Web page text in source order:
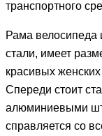
транспортного
Рама велосипеда
стали, имеет
красивых
Спереди стоит
алюминиевыми
справляется со